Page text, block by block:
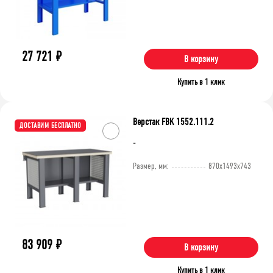
27 721 ₽ В корзину
Купить в 1 клик
ДОСТАВИМ БЕСПЛАТНО
-
Верстак FBK 1552.111.2
Размер, мм: 870x1493x743
83 909 ₽ В корзину
Купить в 1 клик